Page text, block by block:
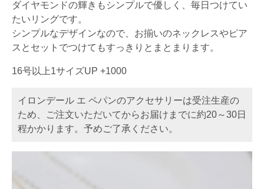
ダイヤモンドの輝きもシンプルで優しく、毎日つけてい
たいリングです。
シンプルなデザインなので、お揃いのネックレスやピア
スとセットでつけてもすっきりとまとまります。
16号以上1サイズUP +1000
イロンデール エ ペパンのアクセサリーは受注生産の
ため、ご注文いただいてからお届けまでに約20～30日
程かかります。予めご了承ください。